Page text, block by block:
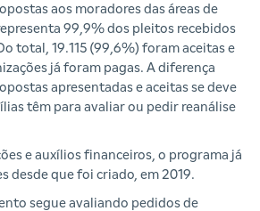
aos moradores das áreas de
99,9% dos pleitos recebidos
total, 19.115 (99,6%) foram aceitas e
já foram pagas. A diferença
apresentadas e aceitas se deve
têm para avaliar ou pedir reanálise
e auxílios financeiros, o programa já
desde que foi criado, em 2019.
segue avaliando pedidos de